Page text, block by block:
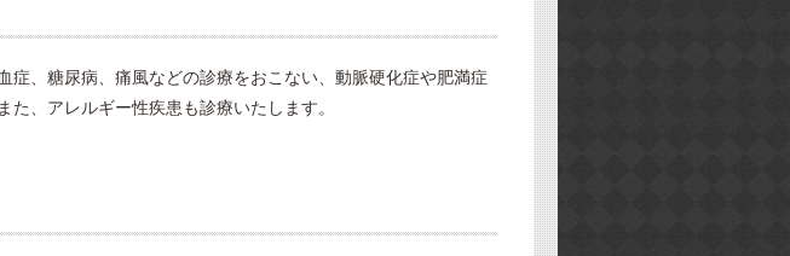
症、糖尿病、痛風などの診療をおこない、動脈硬化症や肥満症
た、アレルギー性疾患も診療いたします。